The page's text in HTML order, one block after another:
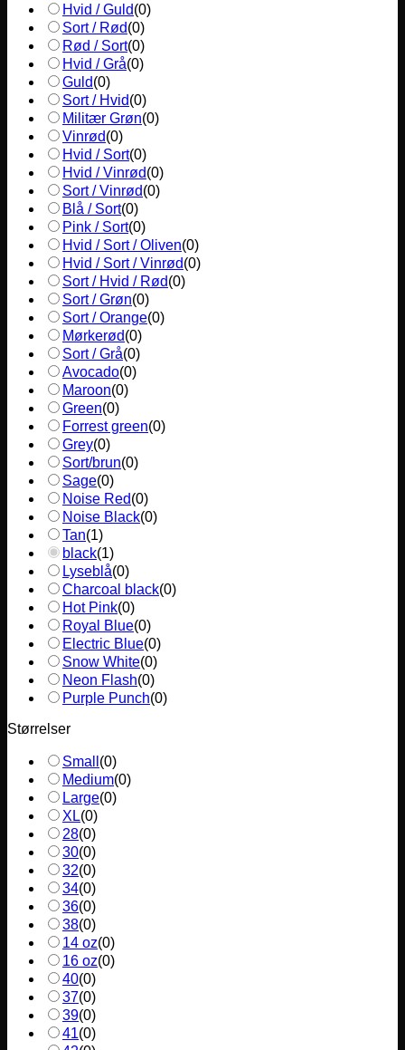
Hvid / Guld(0)
Sort / Rød(0)
Rød / Sort(0)
Hvid / Grå(0)
Guld(0)
Sort / Hvid(0)
Militær Grøn(0)
Vinrød(0)
Hvid / Sort(0)
Hvid / Vinrød(0)
Sort / Vinrød(0)
Blå / Sort(0)
Pink / Sort(0)
Hvid / Sort / Oliven(0)
Hvid / Sort / Vinrød(0)
Sort / Hvid / Rød(0)
Sort / Grøn(0)
Sort / Orange(0)
Mørkerød(0)
Sort / Grå(0)
Avocado(0)
Maroon(0)
Green(0)
Forrest green(0)
Grey(0)
Sort/brun(0)
Sage(0)
Noise Red(0)
Noise Black(0)
Tan(1)
black(1)
Lyseblå(0)
Charcoal black(0)
Hot Pink(0)
Royal Blue(0)
Electric Blue(0)
Snow White(0)
Neon Flash(0)
Purple Punch(0)
Størrelser
Small (0)
Medium(0)
Large(0)
XL(0)
28(0)
30(0)
32(0)
34(0)
36(0)
38(0)
14 oz(0)
16 oz(0)
40(0)
37(0)
39(0)
41(0)